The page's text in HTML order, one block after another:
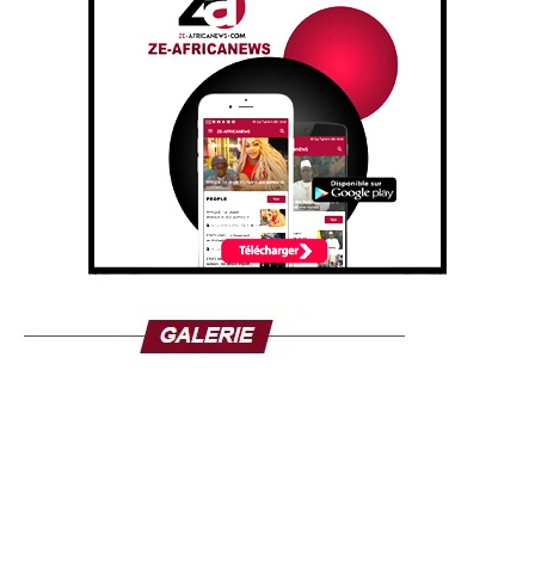
Ousmane Sonko, dans ses déclarations, souhaite une
approche collective de la sécurité en Afrique de l’Ouest.
Aussi déclare-t-il : “Il est illusoire de croire que la menace
sécuritaire s’arrêtera aux frontières du Burkina Faso, du
Mali ou du Niger. C’est une lutte de toute l’Afrique de
Ousmane Sonko n’a pas seulement parlé à l’endroit de